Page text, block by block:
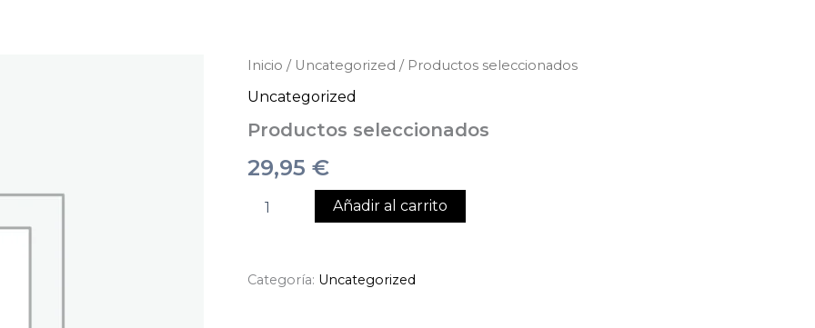
Inicio / Uncategorized / Productos seleccionados
Uncategorized
Productos seleccionados
29,95 €
Productos
cantidad
Añadir al carrito
Categoría: Uncategorized